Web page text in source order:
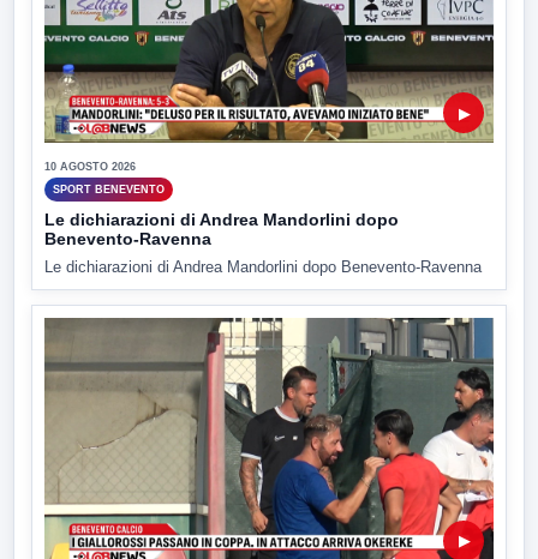
▶
10 AGOSTO 2026
SPORT BENEVENTO
Le dichiarazioni di Andrea Mandorlini dopo
Benevento-Ravenna
Le dichiarazioni di Andrea Mandorlini dopo Benevento-Ravenna
▶